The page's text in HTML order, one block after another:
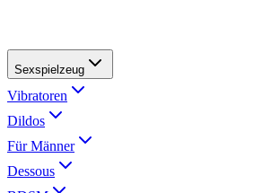
Sexspielzeug
Vibratoren
Dildos
Für Männer
Dessous